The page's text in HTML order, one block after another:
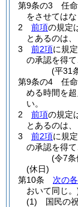
第9条の3
任
をさせてはな
2
前項の規定
とあるのは
3
前2項に規
の承認を得て
(平31
第9条の4
任
める時間を
い。
2
前項の規定
とあるのは
3
前2項に規
の承認を得て
(令7条
(休日)
第10条
次の
おいて同じ。
(1)
国民の